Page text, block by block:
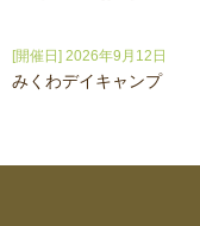
[開催日] 2026年9月12日
みくわデイキャンプ